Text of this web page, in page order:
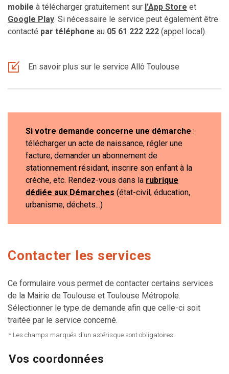
mobile à télécharger gratuitement sur l’App Store et
Google Play. Si nécessaire le service peut également être
contacté par téléphone au 05 61 222 222 (appel local).
En savoir plus sur le service Allô Toulouse
Si votre demande concerne une démarche :
télécharger un acte de naissance, régler une
facture, demander un abonnement de
stationnement résidant, inscrire son enfant à la
crèche, etc. Rendez-vous dans la rubrique
dédiée aux Démarches (état-civil, éducation,
urbanisme, déchets...)
Contacter les services
Ce formulaire vous permet de contacter certains services
de la Mairie de Toulouse et Toulouse Métropole.
Sélectionner le type de demande afin que celle-ci soit
traitée par le service concerné.
* Les champs marqués d'un astérisque sont obligatoires.
Vos coordonnées